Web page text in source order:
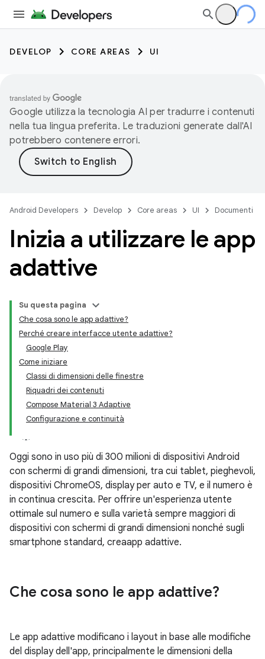
DEVELOP CORE AREAS UI
Google utilizza la tecnologia AI per tradurre i contenuti
nella tua lingua preferita. Le traduzioni generate dall'AI
potrebbero contenere errori.
Android Developers Develop Core areas UI Documenti
Inizia a utilizzare le app
adattive
Su questa pagina
Che cosa sono le app adattive?
Perché creare interfacce utente adattive?
Google Play
Come iniziare
Classi di dimensioni delle finestre
Riquadri dei contenuti
Compose Material 3 Adaptive
Configurazione e continuità
Oggi sono in uso più di 300 milioni di dispositivi Android
con schermi di grandi dimensioni, tra cui tablet, pieghevoli,
dispositivi ChromeOS, display per auto e TV, e il numero è
in continua crescita. Per offrire un'esperienza utente
ottimale sul numero e sulla varietà sempre maggiori di
dispositivi con schermi di grandi dimensioni nonché sugli
smartphone standard, creaapp adattive.
Che cosa sono le app adattive?
Le app adattive modificano i layout in base alle modifiche
del display dell'app, principalmente le dimensioni della